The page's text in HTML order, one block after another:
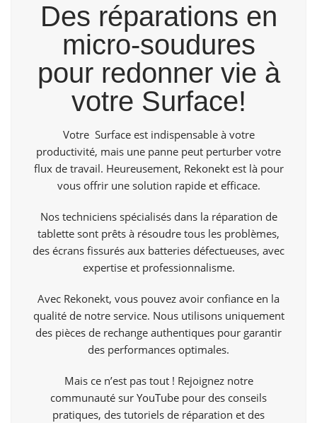
Des réparations en
micro-soudures
pour redonner vie à
votre Surface!
Votre Surface est indispensable à votre
productivité, mais une panne peut perturber votre
flux de travail. Heureusement, Rekonektest là pour
vous offrir une solution rapide et efficace.
Nos techniciens spécialisés dans la réparation de
tablette sont prêts à résoudre tous les problèmes,
des écrans fissurés aux batteries défectueuses, avec
expertise et professionnalisme.
Avec Rekonekt, vous pouvez avoir confiance en la
qualité de notre service. Nous utilisons uniquement
des pièces de rechange authentiques pour garantir
des performances optimales.
Mais ce n’est pas tout ! Rejoignez notre
communauté sur YouTube pour des conseils
pratiques, des tutoriels de réparation et des